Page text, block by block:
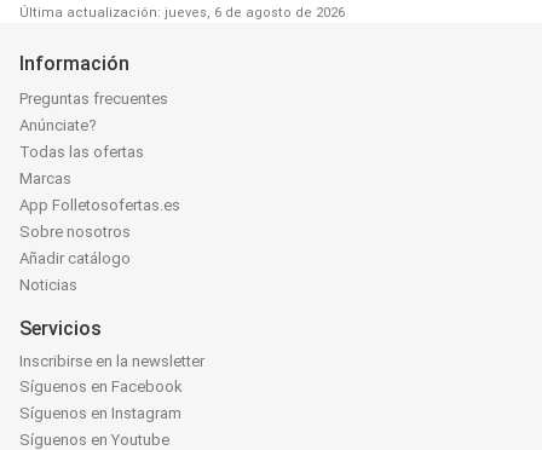
Última actualización: jueves, 6 de agosto de 2026
Información
Preguntas frecuentes
Anúnciate?
Todas las ofertas
Marcas
App Folletosofertas.es
Sobre nosotros
Añadir catálogo
Noticias
Servicios
Inscribirse en la newsletter
Síguenos en Facebook
Síguenos en Instagram
Síguenos en Youtube